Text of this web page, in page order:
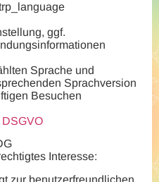
ggf.
Sprache und
Sprachversion
Besuchen
DSGVO
Interesse:
zur benutzerfreundlichen